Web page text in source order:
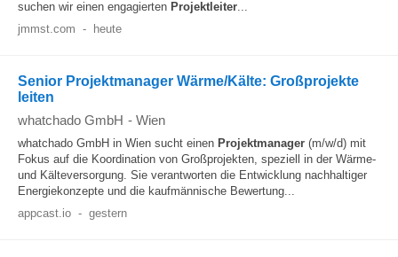
suchen wir einen engagierten Projektleiter...
jmmst.com - heute
Senior Projektmanager Wärme/Kälte: Großprojekte
leiten
whatchado GmbH - Wien
whatchado GmbH in Wien sucht einen Projektmanager (m/w/d) mit
Fokus auf die Koordination von Großprojekten, speziell in der Wärme-
und Kälteversorgung. Sie verantworten die Entwicklung nachhaltiger
Energiekonzepte und die kaufmännische Bewertung...
appcast.io - gestern